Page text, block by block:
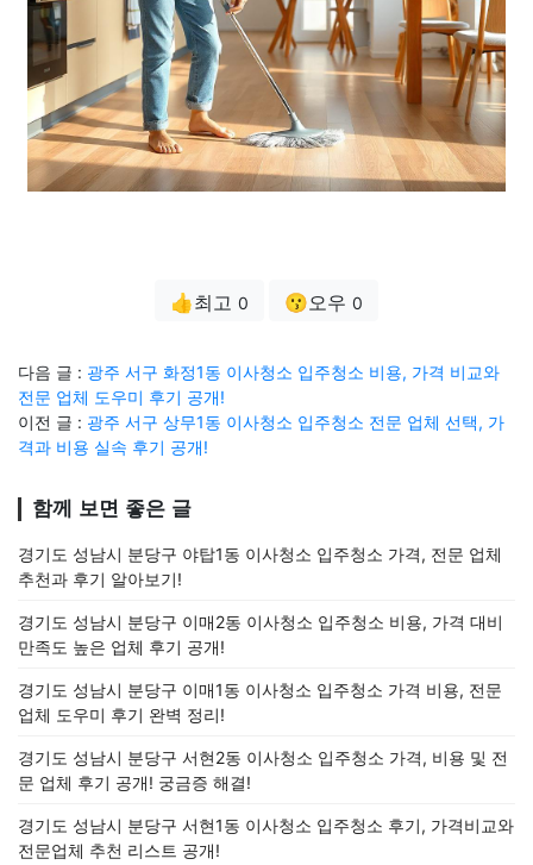
👍최고 0 😗오우 0
다음 글 : 광주 서구 화정1동 이사청소 입주청소 비용, 가격 비교와
전문 업체 도우미 후기 공개!
이전 글 : 광주 서구 상무1동 이사청소 입주청소 전문 업체 선택, 가
격과 비용 실속 후기 공개!
함께 보면 좋은 글
경기도 성남시 분당구 야탑1동 이사청소 입주청소 가격, 전문 업체
추천과 후기 알아보기!
경기도 성남시 분당구 이매2동 이사청소 입주청소 비용, 가격 대비
만족도 높은 업체 후기 공개!
경기도 성남시 분당구 이매1동 이사청소 입주청소 가격 비용, 전문
업체 도우미 후기 완벽 정리!
경기도 성남시 분당구 서현2동 이사청소 입주청소 가격, 비용 및 전
문 업체 후기 공개! 궁금증 해결!
경기도 성남시 분당구 서현1동 이사청소 입주청소 후기, 가격비교와
전문업체 추천 리스트 공개!